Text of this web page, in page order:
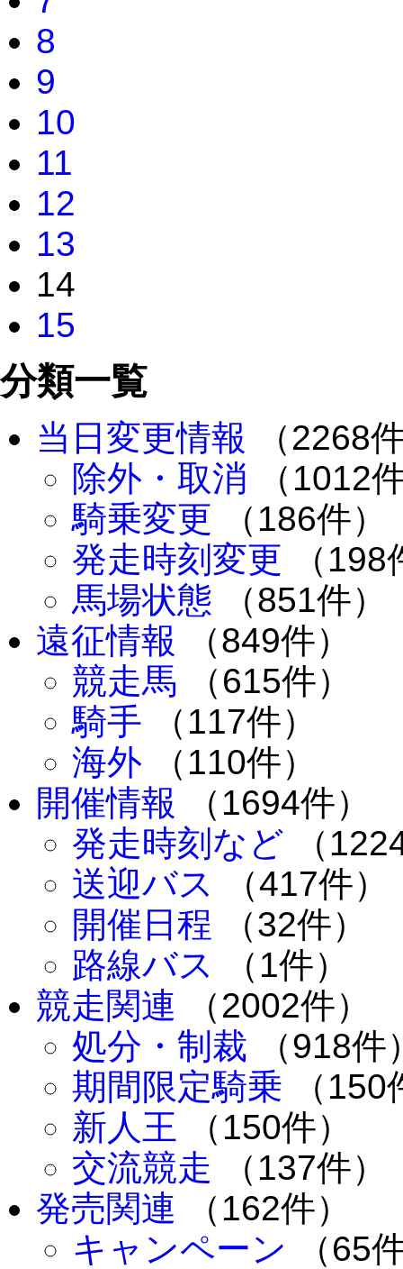
8
9
10
11
12
13
14
15
分類一覧
当日変更情報 （2268
除外・取消 （1012
騎乗変更 （186件）
発走時刻変更 （198
馬場状態 （851件）
遠征情報 （849件）
競走馬 （615件）
騎手 （117件）
海外 （110件）
開催情報 （1694件）
発走時刻など （
送迎バス
（417件）
開催日程 （32件）
路線バス
（1件）
競走関連 （2002件）
処分・制裁 （918件
期間限定騎乗 （150
新人王 （150件）
交流競走 （137件）
発売関連 （162件）
キャンペーン （65